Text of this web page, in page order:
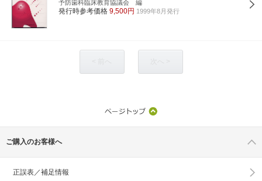
予防歯科臨床教育協議会 編
発行時参考価格 9,500円 1999年8月発行
ご購入のお客様へ
正誤表／補足情報